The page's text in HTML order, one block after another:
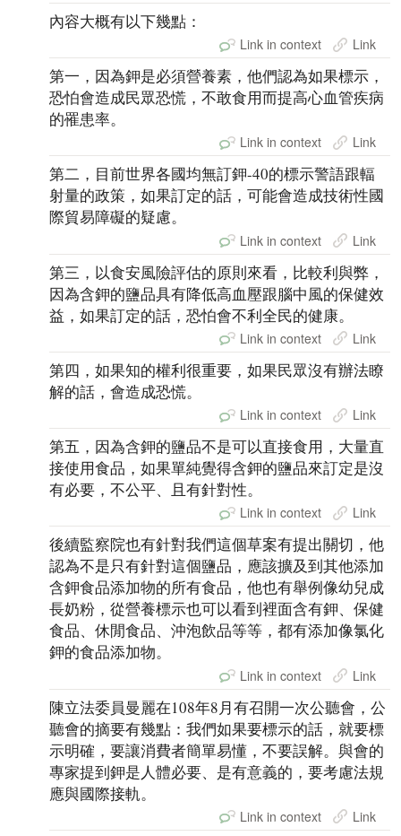
內容大概有以下幾點：
Link in context Link
第一，因為鉀是必須營養素，他們認為如果標示，
恐怕會造成民眾恐慌，不敢食用而提高心血管疾病
的罹患率。
Link in context Link
第二，目前世界各國均無訂鉀-40的標示警語跟輻
射量的政策，如果訂定的話，可能會造成技術性國
際貿易障礙的疑慮。
Link in context Link
第三，以食安風險評估的原則來看，比較利與弊，
因為含鉀的鹽品具有降低高血壓跟腦中風的保健效
益，如果訂定的話，恐怕會不利全民的健康。
Link in context Link
第四，如果知的權利很重要，如果民眾沒有辦法瞭
解的話，會造成恐慌。
Link in context Link
第五，因為含鉀的鹽品不是可以直接食用，大量直
接使用食品，如果單純覺得含鉀的鹽品來訂定是沒
有必要，不公平、且有針對性。
Link in context Link
後續監察院也有針對我們這個草案有提出關切，他
認為不是只有針對這個鹽品，應該擴及到其他添加
含鉀食品添加物的所有食品，他也有舉例像幼兒成
長奶粉，從營養標示也可以看到裡面含有鉀、保健
食品、休閒食品、沖泡飲品等等，都有添加像氯化
鉀的食品添加物。
Link in context Link
陳立法委員曼麗在108年8月有召開一次公聽會，公
聽會的摘要有幾點：我們如果要標示的話，就要標
示明確，要讓消費者簡單易懂，不要誤解。與會的
專家提到鉀是人體必要、是有意義的，要考慮法規
應與國際接軌。
Link in context Link